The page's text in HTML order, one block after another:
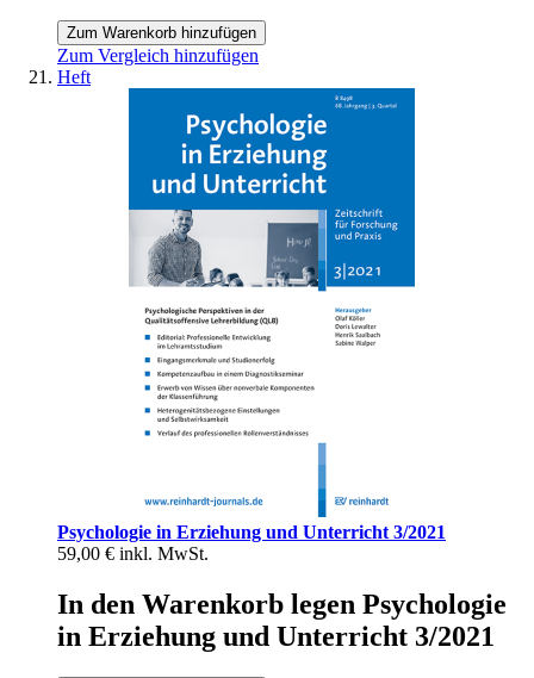
Zum Warenkorb hinzufügen
Zum Vergleich hinzufügen
Heft
Psychologie in Erziehung und Unterricht 3/2021
59,00 € inkl. MwSt.
In den Warenkorb legen Psychologie
in Erziehung und Unterricht 3/2021